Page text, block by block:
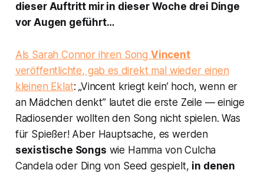
dieser Auftritt mir in dieser Woche drei Dinge
vor Augen geführt…
Als Sarah Connor ihren Song Vincent
veröffentlichte, gab es direkt mal wieder einen
kleinen Eklat: „Vincent kriegt kein’ hoch, wenn er
an Mädchen denkt” lautet die erste Zeile — einige
Radiosender wollten den Song nicht spielen. Was
für Spießer! Aber Hauptsache, es werden
sexistische Songs wie Hamma von Culcha
Candela oder Dingvon Seed gespielt, in denen